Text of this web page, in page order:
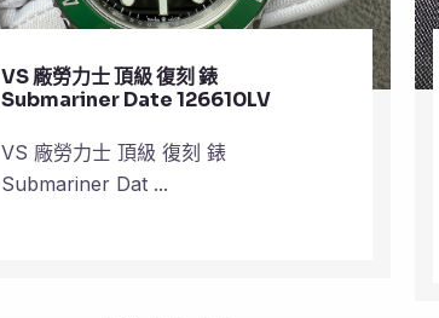
VS 廠沛納海 復刻 錶 Mike Horn
QuarantaQuattro Steel PAM
VS 廠沛納海 復刻 錶 Mike Horn